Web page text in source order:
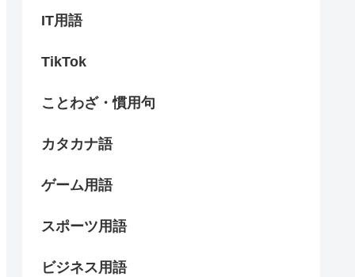
IT用語
TikTok
ことわざ・慣用句
カタカナ語
ゲーム用語
スポーツ用語
ビジネス用語